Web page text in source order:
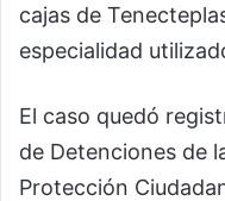
cajas de
especialidad
El caso quedó
de Detenciones de
Protección